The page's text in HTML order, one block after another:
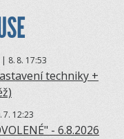
| 8. 8. 17:53
techniky +
7. 12:23
- 6.8.2026